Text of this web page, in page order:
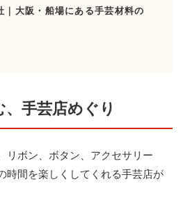
｜大阪・船場にある手芸材料の
手芸店めぐり
リボン、ボタン、アクセサリー
時間を楽しくしてくれる手芸店が